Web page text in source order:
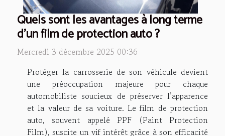
Quels sont les avantages à long terme
d'un film de protection auto ?
Mercredi 3 décembre 2025 00:36
Protéger la carrosserie de son véhicule devient
une préoccupation majeure pour chaque
automobiliste soucieux de préserver l’apparence
et la valeur de sa voiture. Le film de protection
auto, souvent appelé PPF (Paint Protection
Film), suscite un vif intérêt grâce à son efficacité